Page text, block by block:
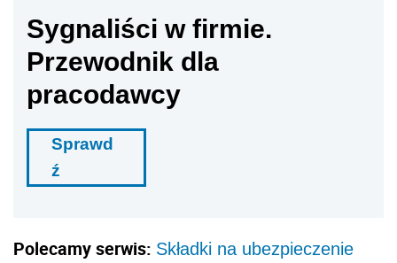
Sygnaliści w firmie.
Przewodnik dla
pracodawcy
Sprawd
ź
Polecamy serwis: Składki na ubezpieczenie